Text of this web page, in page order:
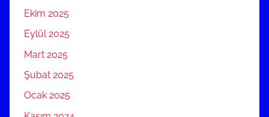
Ekim 2025
Eylül 2025
Mart 2025
Şubat 2025
Ocak 2025